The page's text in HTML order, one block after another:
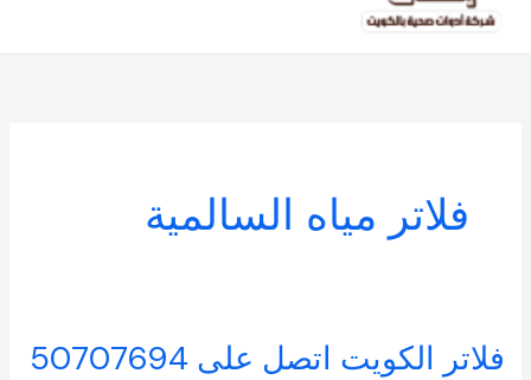
فلاتر مياه السالمية
فلاتر الكويت اتصل على 50707694
فلاتر